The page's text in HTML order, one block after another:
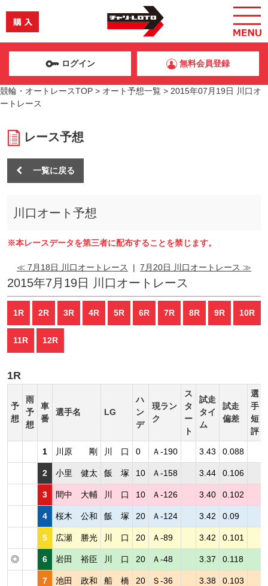
ログイン 無料会員登録
競輪・オートレースTOP > オート予想一覧 > 2015年07月19日 川口オ
ートレース
レース予想
一覧に戻る
川口オート予想
※本レースデータを第三者に配布することを禁じます。
≪ 7月18日 川口オートレース | 7月20日 川口オートレース ≫
2015年7月19日 川口オートレース
1R 2R 3R 4R 5R 6R 7R 8R 9R 10R
11R 12R
1R
予
想
雨
予
想
車
番
選手名 LG
ハ
ン
デ
現ラン
ク
ス
タ
ー
ト
試走
タイ
ム
試走
偏差
選
手
短
評
1 川原 剛 川 口 0 Ａ-190 3.43 0.088
2 小里 健太 飯 塚 10 Ａ-158 3.44 0.106
3 間中 大輔 川 口 10 Ａ-126 3.40 0.102
4 桜木 公和 飯 塚 20 Ａ-124 3.42 0.09
5 広瀬 勝光 川 口 20 Ａ-89 3.42 0.101
◎ 6 岩田 裕臣 川 口 20 Ａ-48 3.37 0.118
7 池田 政和 船 橋 20 Ｓ-36 3.38 0.103